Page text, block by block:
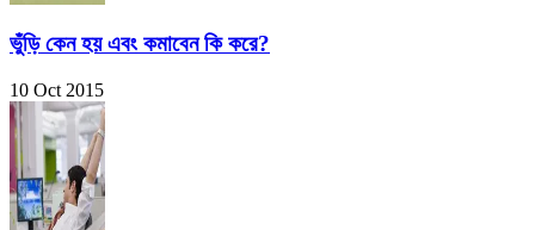
ভুঁড়ি কেন হয় এবং কমাবেন কি করে?
10 Oct 2015